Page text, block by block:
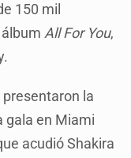
150 mil
álbumAll For You,
presentaron la
gala en Miami
acudió Shakira